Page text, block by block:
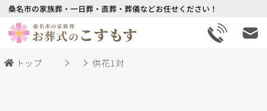
桑名市の家族葬・一日葬・直葬・葬儀などお任せください！
トップ 供花1対